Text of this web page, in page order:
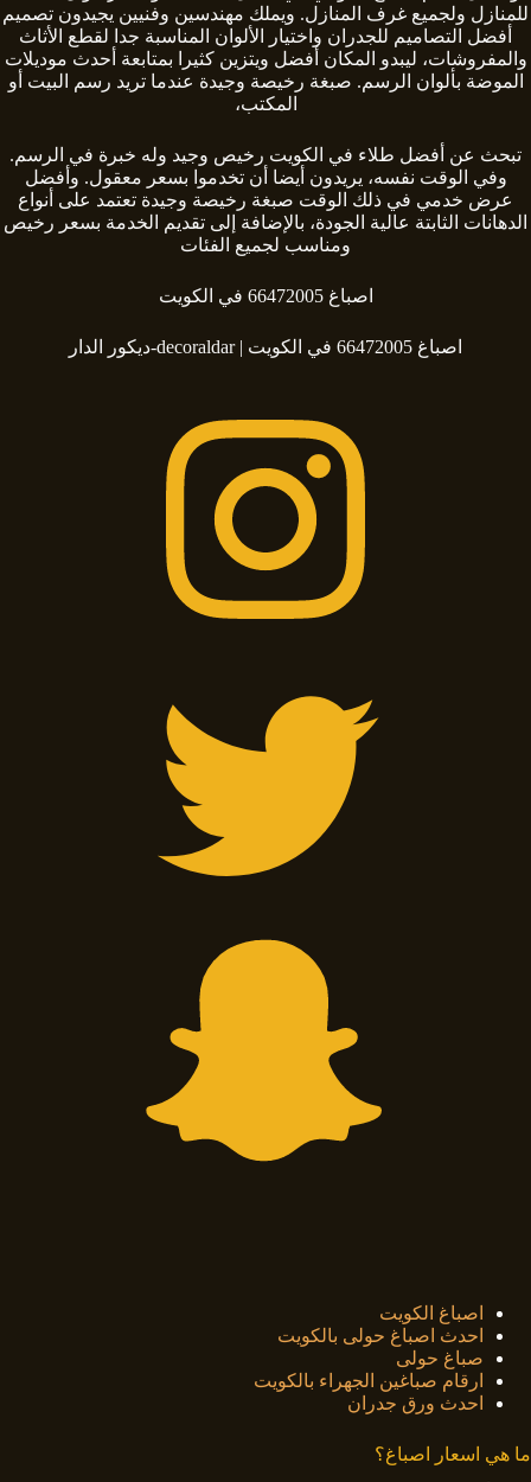
للمنازل ولجميع غرف المنازل. ويملك مهندسين وفنيين يجيدون تصميم
أفضل التصاميم للجدران واختيار الألوان المناسبة جدا لقطع الأثاث
والمفروشات، ليبدو المكان أفضل ويتزين كثيرا بمتابعة أحدث موديلات
الموضة بألوان الرسم. صبغة رخيصة وجيدة عندما تريد رسم البيت أو
المكتب،
تبحث عن أفضل طلاء في الكويت رخيص وجيد وله خبرة في الرسم.
وفي الوقت نفسه، يريدون أيضا أن تخدموا بسعر معقول. وأفضل
عرض خدمي في ذلك الوقت صبغة رخيصة وجيدة تعتمد على أنواع
الدهانات الثابتة عالية الجودة، بالإضافة إلى تقديم الخدمة بسعر رخيص
ومناسب لجميع الفئات
اصباغ 66472005 في الكويت
اصباغ 66472005 في الكويت | decoraldar-ديكور الدار
اصباغ الكويت
احدث اصباغ حولى بالكويت
صباغ حولى
ارقام صباغين الجهراء بالكويت
احدث ورق جدران
ما هي اسعار اصباغ؟